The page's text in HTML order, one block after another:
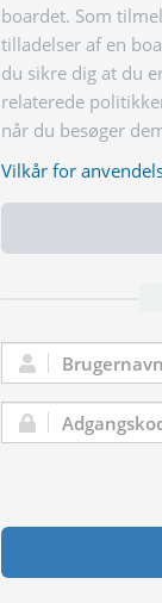
boardet. Som
tilladelser af en
du sikre dig at du
relaterede
når du besøger
Vilkår for
Brugernavn:
Adgangskode: